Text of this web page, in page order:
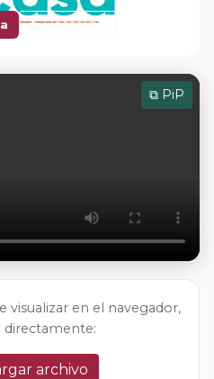
Descargar
⧉ PiP
visualizar en el navegador,
directamente:
archivo